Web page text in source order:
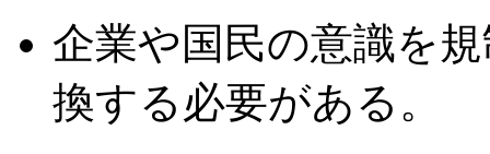
企業や国民の意識を
換する必要がある。